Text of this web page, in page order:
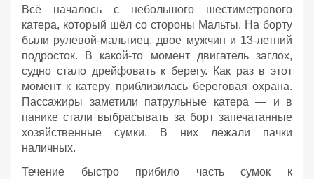
Всё началось с небольшого шестиметрового
катера, который шёл со стороны Мальты. На борту
были рулевой‑мальтиец, двое мужчин и 13‑летний
подросток. В какой‑то момент двигатель заглох,
судно стало дрейфовать к берегу. Как раз в этот
момент к катеру приблизилась береговая охрана.
Пассажиры заметили патрульные катера — и в
панике стали выбрасывать за борт запечатанные
хозяйственные сумки. В них лежали пачки
наличных.
Течение быстро прибило часть сумок к